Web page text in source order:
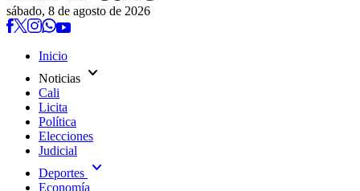
sábado, 8 de agosto de 2026
Inicio
Noticias expand_more
Cali
Licita
Política
Elecciones
Judicial
Deportes expand_more
Economía